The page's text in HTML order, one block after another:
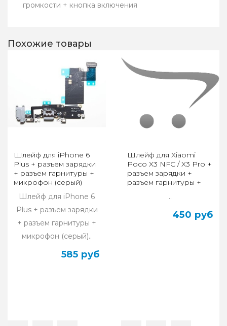
громкости + кнопка включения
Похожие товары
Шлейф для iPhone 6
Plus + разъем зарядки
+ разъем гарнитуры +
микрофон (серый)
Шлейф для iPhone 6
Plus + разъем зарядки
+ разъем гарнитуры +
микрофон (серый)..
585 руб
Шлейф для Xiaomi
Poco X3 NFC / X3 Pro +
разъем зарядки +
разъем гарнитуры +
..
450 руб